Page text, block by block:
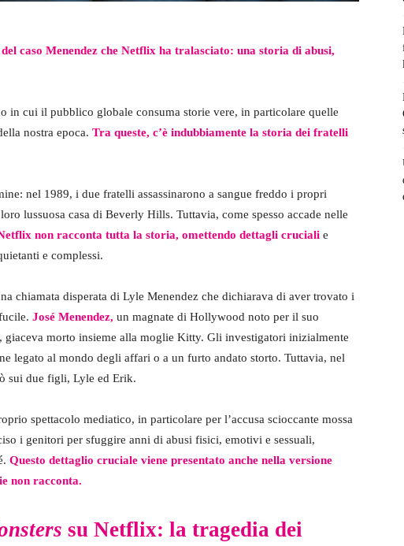
caso Menendez che Netflix ha tralasciato: una storia di abusi,
in cui il pubblico globale consuma storie vere, in particolare quelle
nostra epoca. Tra queste, c’è indubbiamente la storia dei fratelli
nel 1989, i due fratelli assassinarono a sangue freddo i propri
lussuosa casa di Beverly Hills. Tuttavia, come spesso accade nelle
non racconta tutta la storia, omettendo dettagli cruciali e
e complessi.
chiamata disperata di Lyle Menendez che dichiarava di aver trovato i
José Menendez, un magnate di Hollywood noto per il suo
giaceva morto insieme alla moglie Kitty. Gli investigatori inizialmente
legato al mondo degli affari o a un furto andato storto. Tuttavia, nel
sui due figli, Lyle ed Erik.
spettacolo mediatico, in particolare per l’accusa scioccante mossa
i genitori per sfuggire anni di abusi fisici, emotivi e sessuali,
Questo dettaglio cruciale viene presentato anche nella versione
non racconta.
su Netflix: la tragedia dei